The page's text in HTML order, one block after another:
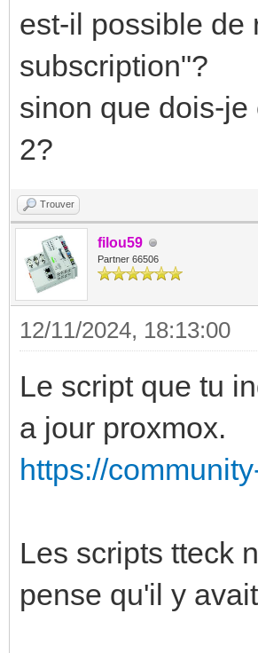
est-il possible de
subscription"?
sinon que dois-
2?
Trouver
filou59
Partner 66506
12/11/2024, 18:13:00
Le script que tu
a jour proxmox.
https://
Les scripts tteck
pense qu'il y